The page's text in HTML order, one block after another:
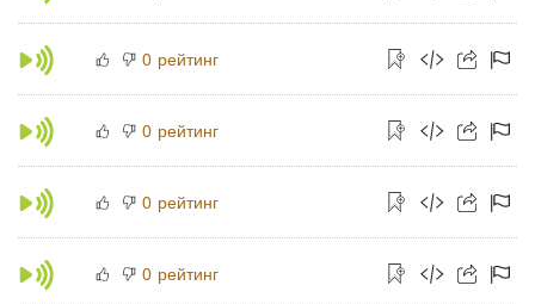
0 рейтинг
0 рейтинг
0 рейтинг
0 рейтинг